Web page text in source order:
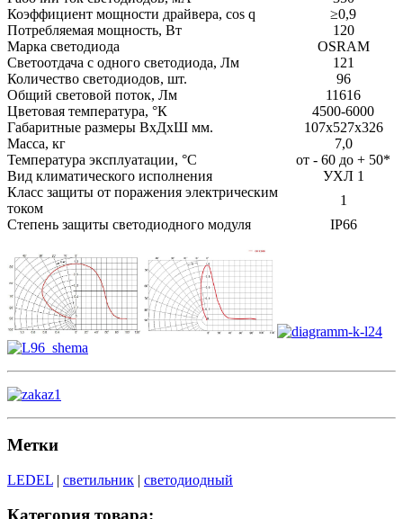
Коэффициент мощности драйвера, cos q
≥0,9
Потребляемая мощность, Вт
120
Марка светодиода
OSRAM
Светоотдача с одного светодиода, Лм
121
Количество светодиодов, шт.
96
Общий световой поток, Лм
11616
Цветовая температура, °К
4500-6000
Габаритные размеры ВхДхШ мм.
107х527х326
Масса, кг
7,0
Температура эксплуатации, °С
от - 60 до + 50*
Вид климатического исполнения
УХЛ 1
Класс защиты от поражения электрическим
током
1
Степень защиты светодиодного модуля
IP66
Метки
LEDEL | светильник | светодиодный
Категория товара: